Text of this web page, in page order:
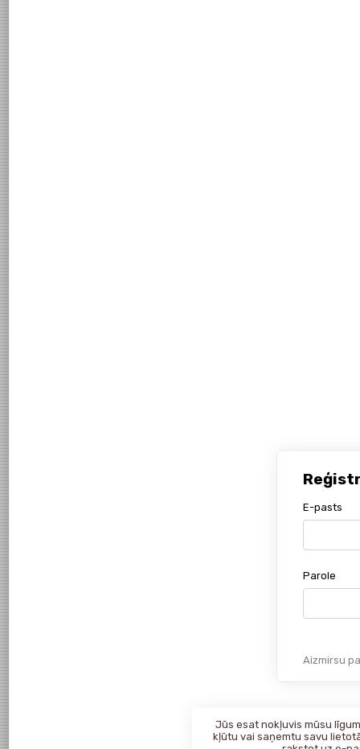
E-pasts
Parole
Aizmirsu
Jūs esat nokļuvis mūsu
kļūtu vai saņemtu savu